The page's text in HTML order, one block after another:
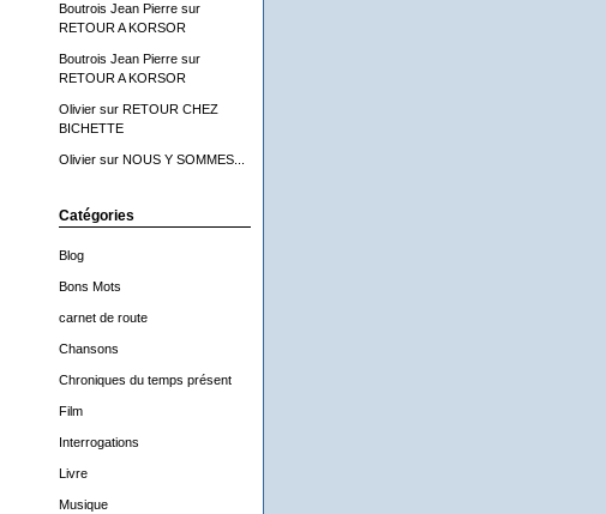
Boutrois Jean Pierresur
RETOUR A KORSOR
Boutrois Jean Pierresur
RETOUR A KORSOR
Oliviersur RETOUR CHEZ
BICHETTE
Oliviersur NOUS Y SOMMES...
Catégories
Blog
Bons Mots
carnet de route
Chansons
Chroniques du temps présent
Film
Interrogations
Livre
Musique